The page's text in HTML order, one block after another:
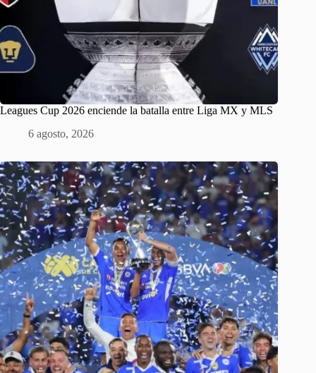
Leagues Cup 2026 enciende la batalla entre Liga MX y MLS
6 agosto, 2026